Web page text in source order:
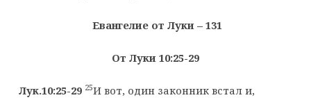
Евангелие от Луки – 131
От Луки 10:25-29
Лук.10:25-29 25И вот, один законник встал и,